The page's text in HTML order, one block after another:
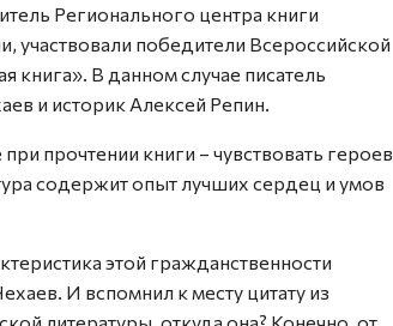
Регионального центра книги
участвовали победители Всероссийской
книга». В данном случае писатель
и историк Алексей Репин.
прочтении книги – чувствовать героев
содержит опыт лучших сердец и умов
этой гражданственности
И вспомнил к месту цитату из
литературы, откуда она? Конечно, от